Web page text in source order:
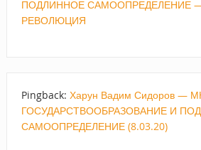
ПОДЛИННОЕ САМООПРЕДЕЛЕНИЕ
РЕВОЛЮЦИЯ
Pingback: Харун Вадим Сидоров —
ГОСУДАРСТВООБРАЗОВАНИЕ И
САМООПРЕДЕЛЕНИЕ (8.03.20)